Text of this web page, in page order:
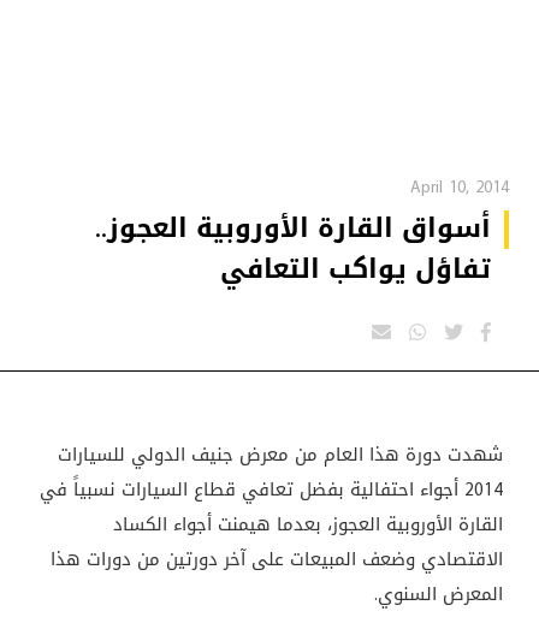
April 10, 2014
أسواق القارة الأوروبية العجوز..
تفاؤل يواكب التعافي
شهدت دورة هذا العام من معرض جنيف الدولي للسيارات
2014 أجواء احتفالية بفضل تعافي قطاع السيارات نسبياً في
القارة الأوروبية العجوز، بعدما هيمنت أجواء الكساد
الاقتصادي وضعف المبيعات على آخر دورتين من دورات هذا
المعرض السنوي.